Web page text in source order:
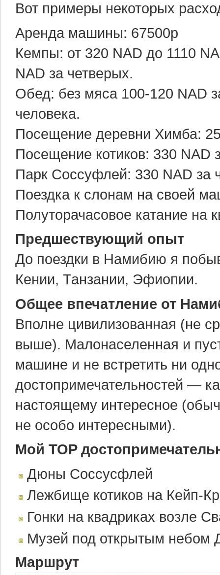
Вот примеры некоторых
Аренда машины: 67500р
Кемпы: от 320 NAD до 1110
NAD за четверых.
Обед: без мяса 100-120 NAD
человека.
Посещение деревни Химба:
Посещение котиков: 330 NAD
Парк Cоcсуфлей: 330 NAD за
Поездка к слонам на своей
Полуторачасовое катание на
Предшествующий опыт
До поездки в Намибию я
Кении, Танзании, Эфиопии.
Общее впечатление от
Вполне цивилизованная (не
выше). Малонаселенная и
машине и не встретить ни
достопримечательностей —
настоящему интересное
не особо интересными).
Мой TOP
Дюны Соссусфлей
Лежбище котиков на Кейп-
Гонки на квадриках возле
Музей под открытым небом
Маршрут